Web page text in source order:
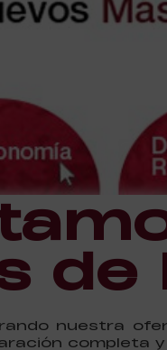
de
nuestra
completa